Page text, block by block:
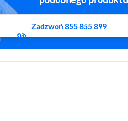
Zadzwoń 855 855 899